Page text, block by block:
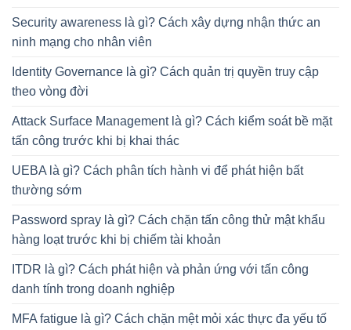
Security awareness là gì? Cách xây dựng nhận thức an
ninh mạng cho nhân viên
Identity Governance là gì? Cách quản trị quyền truy cập
theo vòng đời
Attack Surface Management là gì? Cách kiểm soát bề mặt
tấn công trước khi bị khai thác
UEBA là gì? Cách phân tích hành vi để phát hiện bất
thường sớm
Password spray là gì? Cách chặn tấn công thử mật khẩu
hàng loạt trước khi bị chiếm tài khoản
ITDR là gì? Cách phát hiện và phản ứng với tấn công
danh tính trong doanh nghiệp
MFA fatigue là gì? Cách chặn mệt mỏi xác thực đa yếu tố